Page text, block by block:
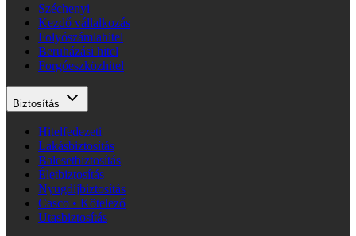
Széchenyi
Kezdő vállalkozás
Folyószámlahitel
Beruházási hitel
Forgóeszközhitel
Biztosítás
Hitelfedezeti
Lakásbiztosítás
Balesetbiztosítás
Életbiztosítás
Nyugdíjbiztosítás
Casco • Kötelező
Utasbiztosítás